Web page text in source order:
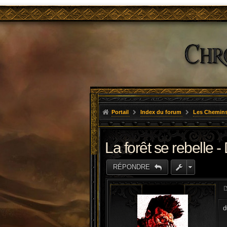
Portail Index du forum Les
La forêt se rebelle
RÉPONDRE